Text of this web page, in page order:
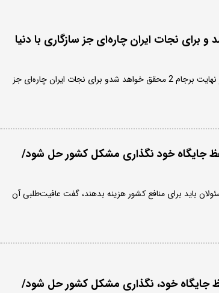
خواهد شد و برای نجات ایران چاره‌ای جز سازگاری با دنیا
روزنامه نگار و فعال سیاسی اصولگرا گفت: در نهایت برجام 2 محقق خواهد شدو برای نجات ایران چاره‌ای جز
جایگاه خود نگذاری مشکل کشور حل شود/
باید برای منافع کشور هزینه بدهند، گفت عافیت‌طلبی آن
جایگاه خود، نگذاری مشکل کشور حل شود/